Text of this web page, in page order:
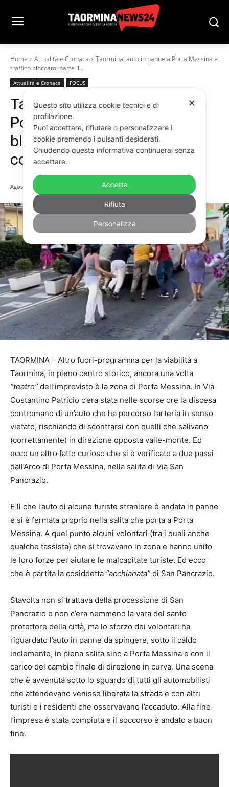
Home Attualità e Cronaca
Taormina, auto in panne a Porta Messina e
traffico bloccato: parte il...
Attualità e Cronaca FOCUS
Taormina, auto in panne a
Porta Messina e traffico
bloccato: parte il soccorso
con “acchianata” (VIDEO)
Agosto 11, 2025
TAORMINA – Altro fuori-programma per la viabilità a
Taormina, in pieno centro storico, ancora una volta
“teatro” dell’imprevisto è la zona di Porta Messina. In Via
Costantino Patricio c’era stata nelle scorse ore la discesa
contromano di un’auto che ha percorso l’arteria in senso
vietato, rischiando di scontrarsi con quelli che salivano
(correttamente) in direzione opposta valle-monte. Ed
ecco un altro fatto curioso che si è verificato a due passi
dall’Arco di Porta Messina, nella salita di Via San
Pancrazio.
E lì che l’auto di alcune turiste straniere è andata in panne
e si è fermata proprio nella salita che porta a Porta
Messina. A quel punto alcuni volontari (tra i quali anche
qualche tassista) che si trovavano in zona e hanno unito
le loro forze per aiutare le malcapitate turiste. Ed ecco
che è partita la cosiddetta “acchianata” di San Pancrazio.
Stavolta non si trattava della processione di San
Pancrazio e non c’era nemmeno la vara del santo
protettore della città, ma lo sforzo dei volontari ha
riguardato l’auto in panne da spingere, sotto il caldo
inclemente, in piena salita sino a Porta Messina e con il
carico del cambio finale di direzione in curva. Una scena
che è avvenuta sotto lo sguardo di tutti gli automobilisti
che attendevano venisse liberata la strada e con altri
turisti e i residenti che osservavano l’accaduto. Alla fine
l’impresa è stata compiuta e il soccorso è andato a buon
fine.
✕
Questo sito utilizza cookie tecnici e di
profilazione.
Puoi accettare, rifiutare o personalizzare i
cookie premendo i pulsanti desiderati.
Chiudendo questa informativa continuerai senza
accettare.
Accetta
Rifiuta
Personalizza